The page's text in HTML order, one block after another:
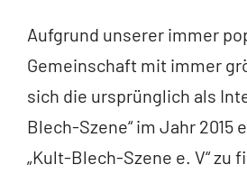
Aufgrund unserer immer
Gemeinschaft mit immer
sich die ursprünglich als
Blech-Szene“ im Jahr
„Kult-Blech-Szene e. V“ zu